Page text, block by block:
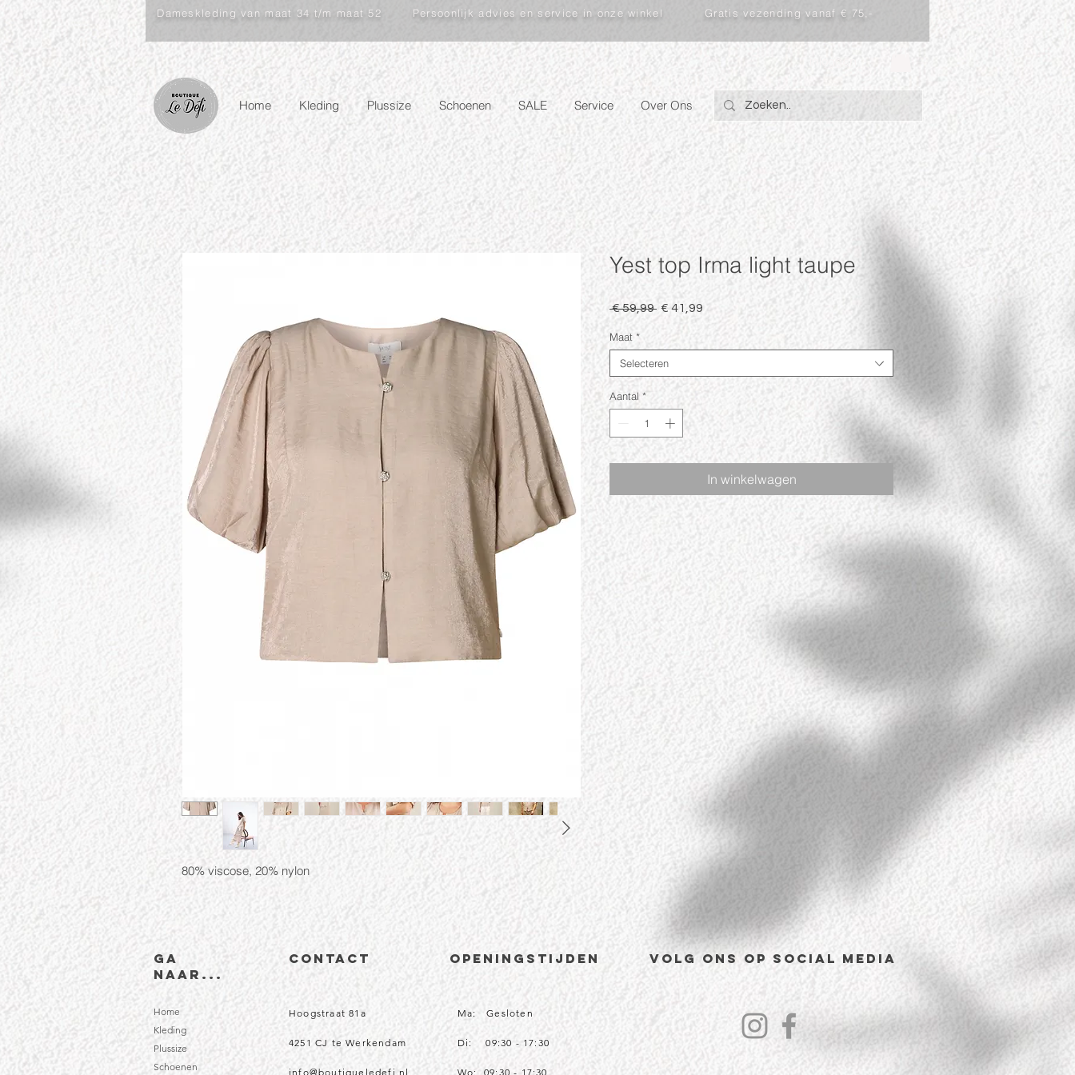
Dameskleding van maat 34 t/m maat 52 Persoonlijk advies en service in onze winkel Gratis vezending vanaf € 75,-
Inloggen
Home Kleding Plussize Schoenen SALE Service Over Ons
80% viscose, 20% nylon
Yest top Irma light taupe
€ 59,99 Normale
€ 41,99 Verkoopprijs
Maat *
Selecteren
Aantal *
In winkelwagen
Ga
naar...
CONTACT Openingstijden
Hoogstraat 81a
4251 CJ te Werkendam
info@boutiqueledefi.nl
Home
Kleding
Plussize
Schoenen
Ma: Gesloten
Di: 09:30 - 17:30
Wo: 09:30 - 17:30
volg ons op Social Media